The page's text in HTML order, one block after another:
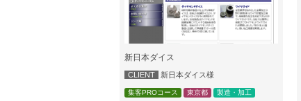
新日本ダイス
CLIENT 新日本ダイス様
集客PROコース 東京都 製造・加工